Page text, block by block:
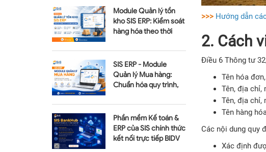
Module Quản lý tồn
kho SIS ERP: Kiểm soát
hàng hóa theo thời
SIS ERP - Module
Quản lý Mua hàng:
Chuẩn hóa quy trình,
Phần mềm Kế toán &
ERP của SIS chính thức
kết nối trực tiếp BIDV
>>> Hướng dẫn
2. Cách
Điều 6 Thông tư
Tên hóa
Tên, địa chỉ,
Tên, địa chỉ,
Tên hàng
Các nội dung quy
Xác định